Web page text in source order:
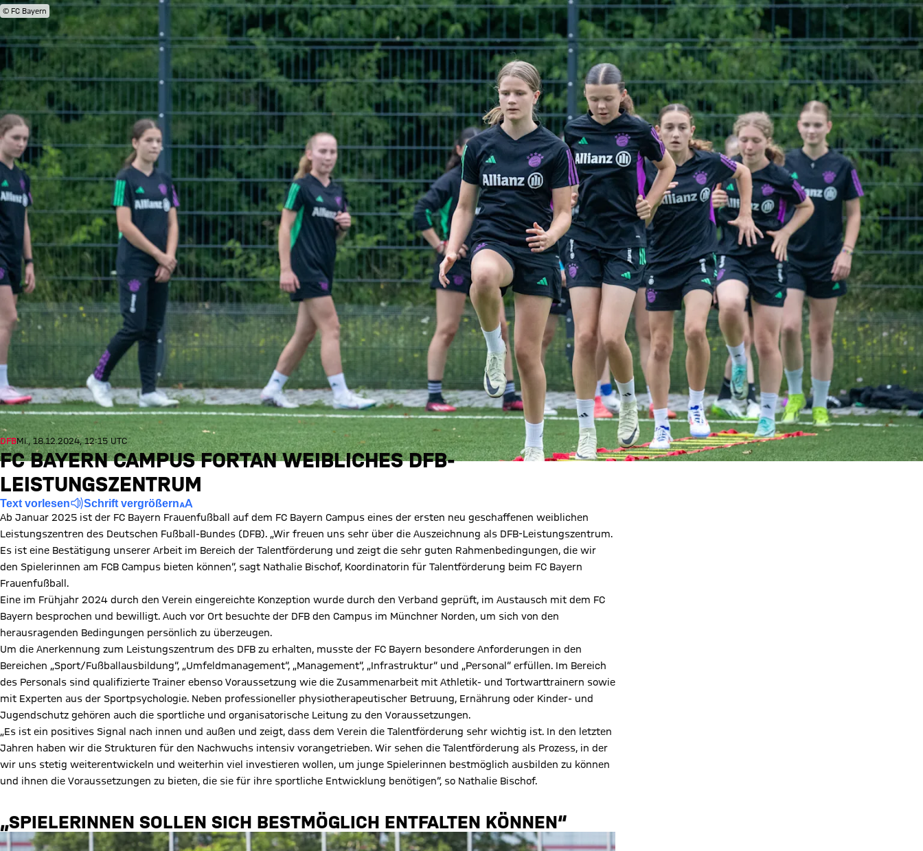
© FC Bayern
DFBMi., 18.12.2024, 12:15 UTC
FC BAYERN CAMPUS FORTAN WEIBLICHES DFB-
LEISTUNGSZENTRUM
Text vorlesen Schrift vergrößern
Ab Januar 2025 ist der FC Bayern Frauenfußball auf dem FC Bayern Campus eines der ersten neu geschaffenen weiblichen
Leistungszentren des Deutschen Fußball-Bundes (DFB). „Wir freuen uns sehr über die Auszeichnung als DFB-Leistungszentrum.
Es ist eine Bestätigung unserer Arbeit im Bereich der Talentförderung und zeigt die sehr guten Rahmenbedingungen, die wir
den Spielerinnen am FCB Campus bieten können“, sagt Nathalie Bischof, Koordinatorin für Talentförderung beim FC Bayern
Frauenfußball.
Eine im Frühjahr 2024 durch den Verein eingereichte Konzeption wurde durch den Verband geprüft, im Austausch mit dem FC
Bayern besprochen und bewilligt. Auch vor Ort besuchte der DFB den Campus im Münchner Norden, um sich von den
herausragenden Bedingungen persönlich zu überzeugen.
Um die Anerkennung zum Leistungszentrum des DFB zu erhalten, musste der FC Bayern besondere Anforderungen in den
Bereichen „Sport/Fußballausbildung“, „Umfeldmanagement“, „Management“, „Infrastruktur“ und „Personal“ erfüllen. Im Bereich
des Personals sind qualifizierte Trainer ebenso Voraussetzung wie die Zusammenarbeit mit Athletik- und Tortwarttrainern sowie
mit Experten aus der Sportpsychologie. Neben professioneller physiotherapeutischer Betruung, Ernährung oder Kinder- und
Jugendschutz gehören auch die sportliche und organisatorische Leitung zu den Voraussetzungen.
„Es ist ein positives Signal nach innen und außen und zeigt, dass dem Verein die Talentförderung sehr wichtig ist. In den letzten
Jahren haben wir die Strukturen für den Nachwuchs intensiv vorangetrieben. Wir sehen die Talentförderung als Prozess, in der
wir uns stetig weiterentwickeln und weiterhin viel investieren wollen, um junge Spielerinnen bestmöglich ausbilden zu können
und ihnen die Voraussetzungen zu bieten, die sie für ihre sportliche Entwicklung benötigen“, so Nathalie Bischof.
„SPIELERINNEN SOLLEN SICH BESTMÖGLICH ENTFALTEN KÖNNEN“